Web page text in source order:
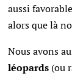
aussi
alors que là
Nous avons
léopards (ou